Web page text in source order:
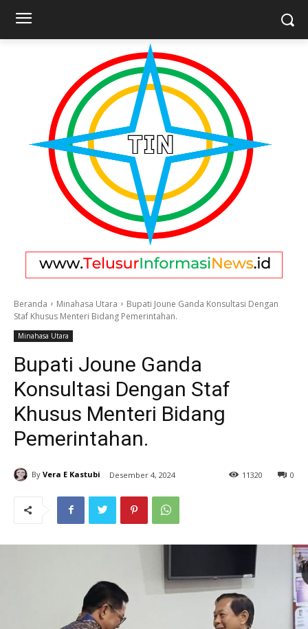
Beranda Minahasa Utara
Bupati Joune Ganda Konsultasi Dengan
Staf Khusus Menteri Bidang Pemerintahan.
Minahasa Utara
Bupati Joune Ganda
Konsultasi Dengan Staf
Khusus Menteri Bidang
Pemerintahan.
By Vera E Kastubi Desember 4, 2024 0
11320